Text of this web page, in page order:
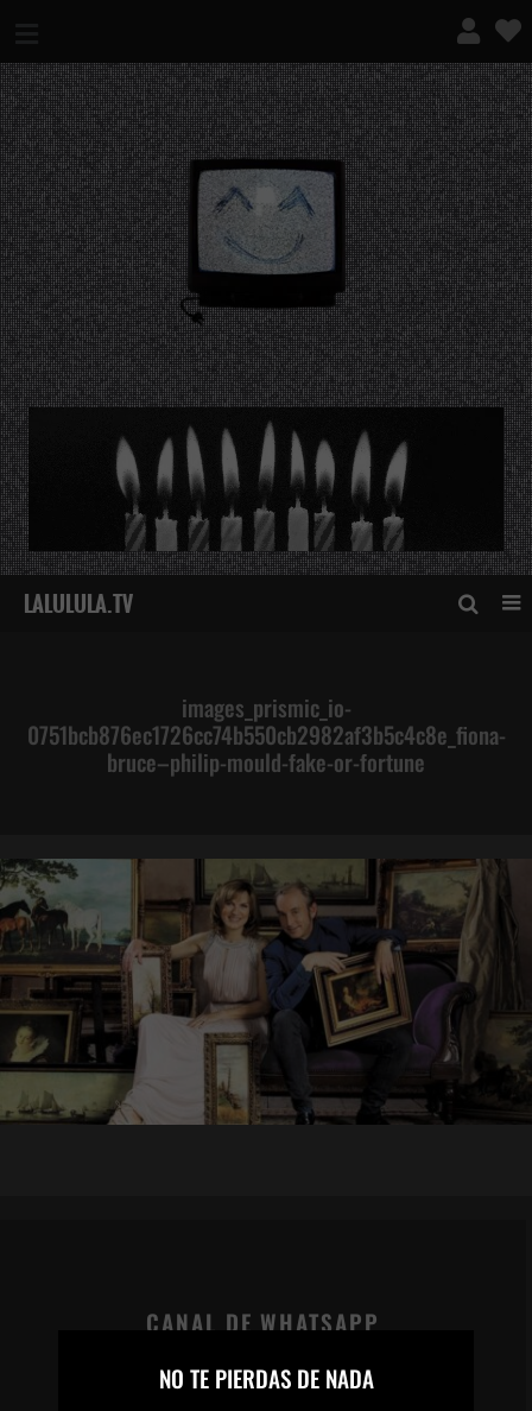
¿QUÉ ES ESTO?
images_prismic_io-
0751bcb876ec1726cc74b550cb2982af3b5c4c8e_fiona-
bruce–philip-mould-fake-or-fortune
CANAL DE WHATSAPP
NO TE PIERDAS DE NADA